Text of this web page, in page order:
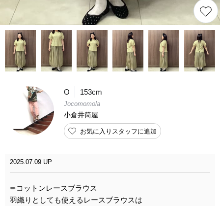
O 153cm
Jocomomola
小倉井筒屋
お気に入りスタッフに追加
2025.07.09 UP
✏︎コットンレースブラウス
羽織りとしても使えるレースブラウスは